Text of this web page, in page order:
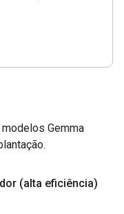
Gemma
(alta eficiência)